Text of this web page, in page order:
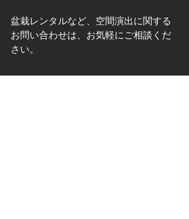
盆栽レンタルなど、空間演出に関する
お問い合わせは、お気軽にご相談くだ
さい。